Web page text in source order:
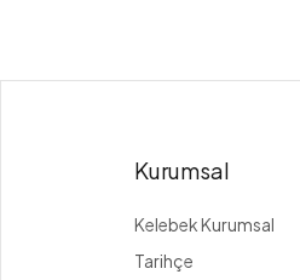
Kurumsal
Kelebek Kurumsal
Tarihçe